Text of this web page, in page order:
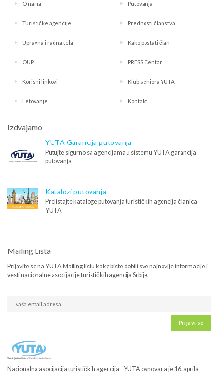
O nama Putovanja
Turističke agencije Prednosti članstva
Upravna i radna tela Kako postati član
OUP PRESS Centar
Korisni linkovi Klub seniora YUTA
Letovanje Kontakt
Izdvajamo
YUTA Garancija putovanja
Putujte sigurno sa agencijama u sistemu YUTA garancija
putovanja
Katalozi putovanja
Prelistajte kataloge putovanja turističkih agencija članica
YUTA
Mailing Lista
Prijavite se na YUTA Mailing listu kako biste dobili sve najnovije informacije i
vesti nacionalne asocijacije turističkih agencija Srbije.
Prijavi se
Nacionalna asocijacija turističkih agencija - YUTA osnovana je 16. aprila